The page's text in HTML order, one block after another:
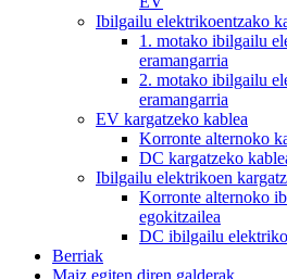
Ibilgailu elektrikoentzako
1. motako ibilgailu
eramangarria
2. motako ibilgailu
eramangarria
EV kargatzeko kablea
Korronte alternoko
DC kargatzeko
Ibilgailu elektrikoen
Korronte alternoko
egokitzailea
DC ibilgailu
Berriak
Maiz egiten diren galderak